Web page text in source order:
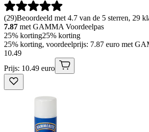
(29)Beoordeeld met 4.7 van de 5 sterren, 29
7.87 met GAMMA Voordeelpas
25% korting25% korting
25% korting, voordeelprijs: 7.87 euro met
10.49
Prijs: 10.49 euro